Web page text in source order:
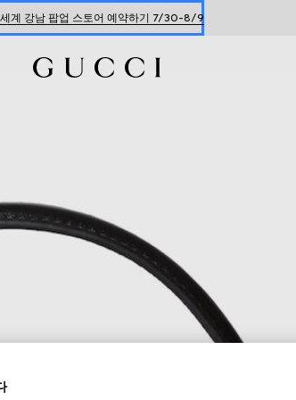
계 강남 팝업 스토어 예약하기 7/30-8/9